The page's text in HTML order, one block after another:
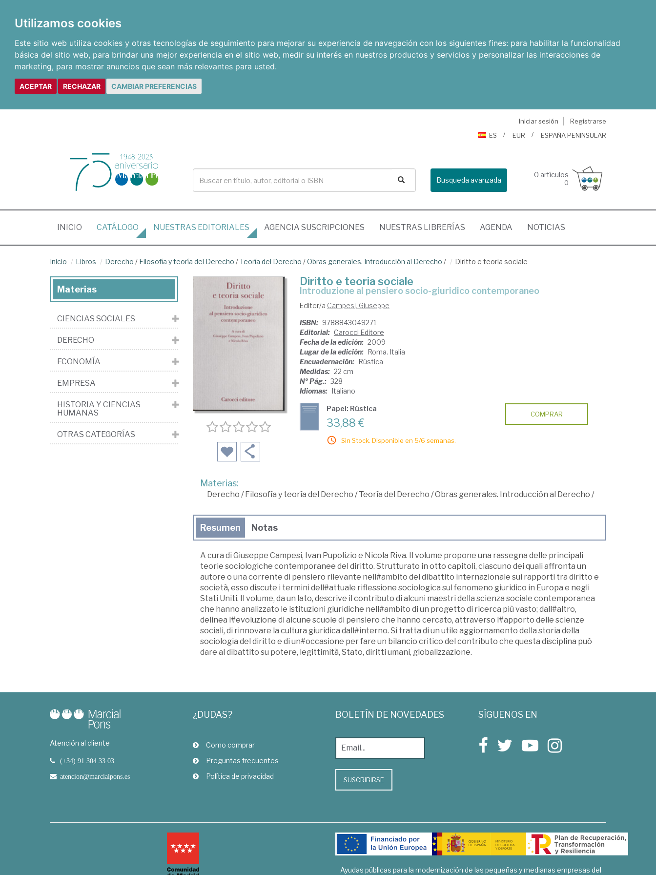
Utilizamos cookies
Este sitio web utiliza cookies y otras tecnologías de seguimiento para mejorar su experiencia de navegación con los siguientes fines: para habilitar la funcionalidad
básica del sitio web, para brindar una mejor experiencia en el sitio web, medir su interés en nuestros productos y servicios y personalizar las interacciones de
marketing, para mostrar anuncios que sean más relevantes para usted.
ACEPTAR RECHAZAR CAMBIAR PREFERENCIAS
Iniciar sesión
Registrarse
ES
EUR ESPAÑA PENINSULAR
Busqueda avanzada
0 artículos
0
INICIO (CURRENT)
CATÁLOGO NUESTRAS EDITORIALES AGENCIA SUSCRIPCIONES NUESTRAS LIBRERÍAS AGENDA NOTICIAS
Inicio Libros Derecho / Filosofía y teoría del Derecho /Teoría del Derecho /Obras generales. Introducción al Derecho / Diritto e teoria sociale
Diritto e teoria sociale
introduzione al pensiero socio-giuridico contemporaneo
Editor/a Campesi, Giuseppe
ISBN: 9788843049271
Editorial: Carocci Editore
Fecha de la edición: 2009
Lugar de la edición: Roma. Italia
Encuadernación: Rústica
Medidas: 22 cm
Nº Pág.: 328
Idiomas: Italiano
Papel: Rústica
33,88 €
Sin Stock. Disponible en 5/6 semanas.
COMPRAR
Materias:
Derecho /Filosofía y teoría del Derecho /Teoría del Derecho /Obras generales. Introducción al Derecho /
Resumen Notas
A cura di Giuseppe Campesi, Ivan Pupolizio e Nicola Riva. Il volume propone una rassegna delle principali
teorie sociologiche contemporanee del diritto. Strutturato in otto capitoli, ciascuno dei quali affronta un
autore o una corrente di pensiero rilevante nell#ambito del dibattito internazionale sui rapporti tra diritto e
società, esso discute i termini dell#attuale riflessione sociologica sul fenomeno giuridico in Europa e negli
Stati Uniti. Il volume, da un lato, descrive il contributo di alcuni maestri della scienza sociale contemporanea
che hanno analizzato le istituzioni giuridiche nell#ambito di un progetto di ricerca più vasto; dall#altro,
delinea l#evoluzione di alcune scuole di pensiero che hanno cercato, attraverso l#apporto delle scienze
sociali, di rinnovare la cultura giuridica dall#interno. Si tratta di un utile aggiornamento della storia della
sociologia del diritto e di un#occasione per fare un bilancio critico del contributo che questa disciplina può
dare al dibattito su potere, legittimità, Stato, diritti umani, globalizzazione.
Materias
CIENCIAS SOCIALES
DERECHO
ECONOMÍA
EMPRESA
HISTORIA Y CIENCIAS
HUMANAS
OTRAS CATEGORÍAS
Atención al cliente
(+34) 91 304 33 03
atencion@marcialpons.es
¿DUDAS?
Como comprar
Preguntas frecuentes
Política de privacidad
BOLETÍN DE NOVEDADES
SUSCRIBIRSE
SÍGUENOS EN
Ayudas públicas para la modernización de las pequeñas y medianas empresas del